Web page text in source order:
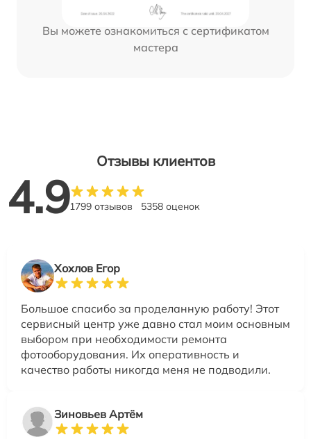
Вы можете ознакомиться с сертификатом
мастера
Отзывы клиентов
4.91799 отзывов 5358 оценок
Хохлов Егор
Большое спасибо за проделанную работу! Этот
сервисный центр уже давно стал моим основным
выбором при необходимости ремонта
фотооборудования. Их оперативность и
качество работы никогда меня не подводили.
Зиновьев Артём